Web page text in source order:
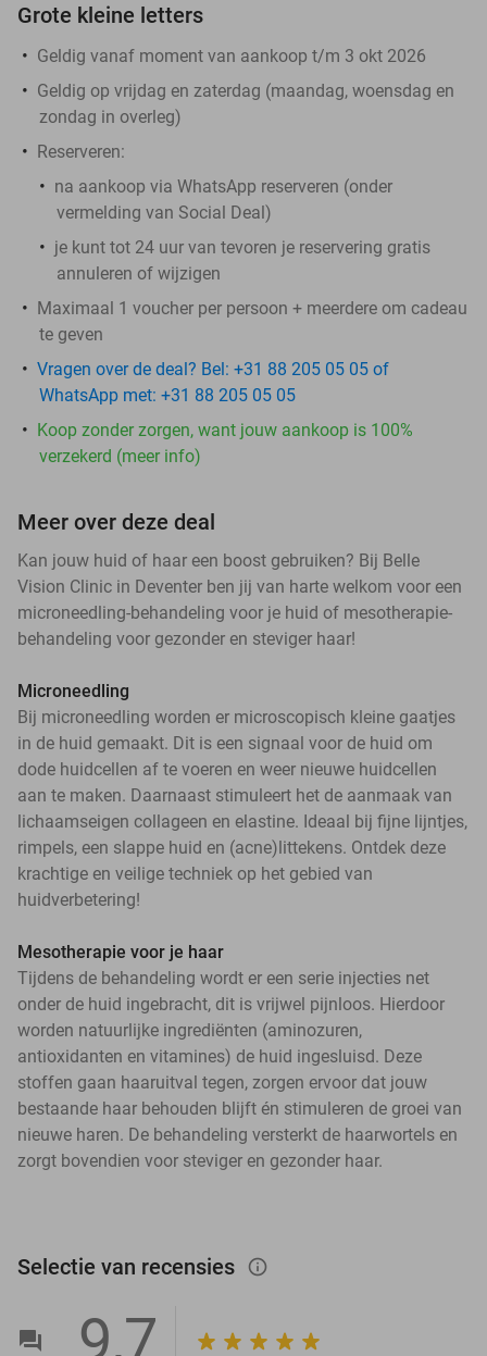
Grote kleine letters
Geldig vanaf moment van aankoop t/m 3 okt 2026
Geldig op vrijdag en zaterdag (maandag, woensdag en
zondag in overleg)
Reserveren:
na aankoop via WhatsApp reserveren (onder
vermelding van Social Deal)
je kunt tot 24 uur van tevoren je reservering gratis
annuleren of wijzigen
Maximaal 1 voucher per persoon + meerdere om cadeau
te geven
Vragen over de deal? Bel: +31 88 205 05 05 of
WhatsApp met: +31 88 205 05 05
Koop zonder zorgen, want jouw aankoop is 100%
verzekerd (meer info)
Meer over deze deal
Kan jouw huid of haar een boost gebruiken? Bij Belle
Vision Clinic in Deventer ben jij van harte welkom voor een
microneedling-behandeling voor je huid of mesotherapie-
behandeling voor gezonder en steviger haar!
Microneedling
Bij microneedling worden er microscopisch kleine gaatjes
in de huid gemaakt. Dit is een signaal voor de huid om
dode huidcellen af te voeren en weer nieuwe huidcellen
aan te maken. Daarnaast stimuleert het de aanmaak van
lichaamseigen collageen en elastine. Ideaal bij fijne lijntjes,
rimpels, een slappe huid en (acne)littekens. Ontdek deze
krachtige en veilige techniek op het gebied van
huidverbetering!
Mesotherapie voor je haar
Tijdens de behandeling wordt er een serie injecties net
onder de huid ingebracht, dit is vrijwel pijnloos. Hierdoor
worden natuurlijke ingrediënten (aminozuren,
antioxidanten en vitamines) de huid ingesluisd. Deze
stoffen gaan haaruitval tegen, zorgen ervoor dat jouw
bestaande haar behouden blijft én stimuleren de groei van
nieuwe haren. De behandeling versterkt de haarwortels en
zorgt bovendien voor steviger en gezonder haar.
Selectie van recensies info_outlined
9,7